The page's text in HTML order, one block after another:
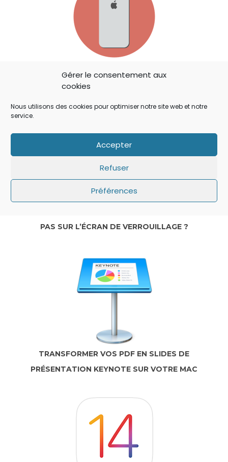
Gérer le consentement aux
cookies
Nous utilisons des cookies pour optimiser notre site web et notre
service.
Accepter
Refuser
Préférences
SECRET QUI A ÉCHAPPÉ À TOUT LE MONDE !
PAS SUR L’ÉCRAN DE VERROUILLAGE ?
TRANSFORMER VOS PDF EN SLIDES DE
PRÉSENTATION KEYNOTE SUR VOTRE MAC